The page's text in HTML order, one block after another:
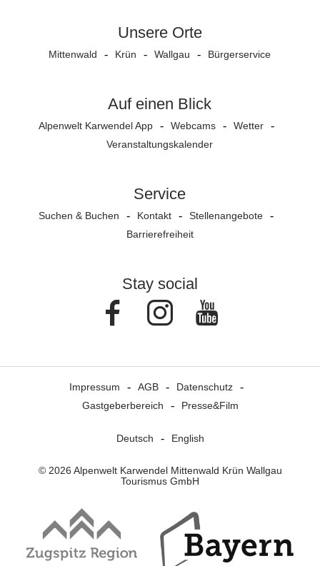
Unsere Orte
Mittenwald Krün Wallgau Bürgerservice
Auf einen Blick
Alpenwelt Karwendel App Webcams
Wetter
Veranstaltungs­kalender
Service
Suchen & Buchen Kontakt
Stellenangebote
Barrierefreiheit
Stay social
FacebookInstagram
Impressum AGB
Datenschutz
Gastgeberbereich
Presse&Film
Deutsch English
© 2026 Alpenwelt Karwendel Mittenwald Krün Wallgau
Tourismus GmbH